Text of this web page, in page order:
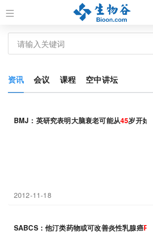
资讯 会议 课程 空中讲坛
BMJ：英研究表明大脑衰老可能从45岁开始
2012-11-18
SABCS：他汀类药物或可改善炎性乳腺癌PFS